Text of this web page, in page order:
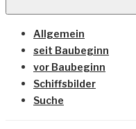
Allgemein
seit Baubeginn
vor Baubeginn
Schiffsbilder
Suche